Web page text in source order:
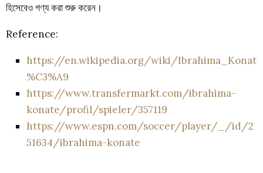
হিসেবেও গণ্য করা শুরু করেন।
Reference:
https://en.wikipedia.org/wiki/Ibrahima_Konat
%C3%A9
https://www.transfermarkt.com/ibrahima-
konate/profil/spieler/357119
https://www.espn.com/soccer/player/_/id/2
51634/ibrahima-konate